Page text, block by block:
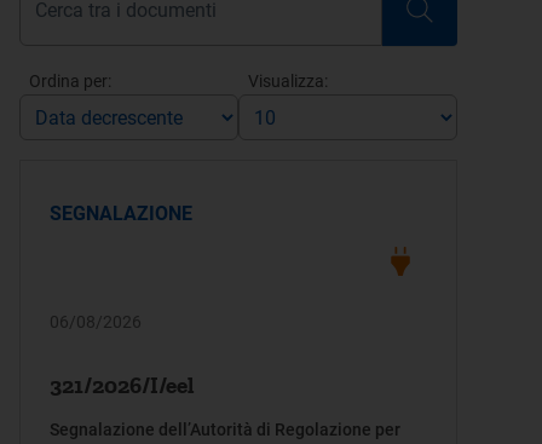
Ordina per: Visualizza:
SEGNALAZIONE
06/08/2026
321/2026/I/eel
Segnalazione dell’Autorità di Regolazione per